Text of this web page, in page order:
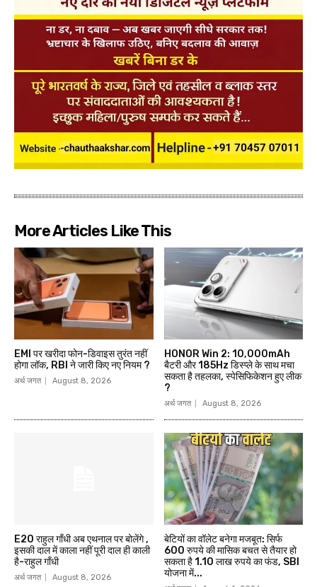
More Articles Like This
EMI पर खरीदा फोन-डिवाइस तुरंत नहीं
होगा लॉक, RBI ने जारी किए नए नियम ?
अर्थ जगत August 8, 2026
HONOR Win 2: 10,000mAh
बैटरी और 185Hz डिस्प्ले के साथ मचा
सकता है तहलका, स्पेसिफिकेशन हुए लीक
?
अर्थ जगत August 8, 2026
E20 राहुल गाँधी अब एथनाल पर बोलेंगे ,
इसकी दाल में काला नहीं पूरी दाल ही काली
है-राहुल गाँधी
अर्थ जगत August 8, 2026
बेटियों का वॉलेट बनेगा मजबूत: सिर्फ
600 रुपये की मासिक बचत से तैयार हो
सकता है 1.10 लाख रुपये का फंड, SBI
योजना में...